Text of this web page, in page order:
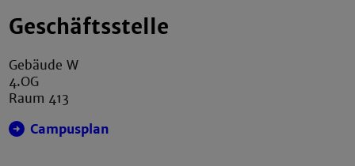
Geschäftsstelle
Gebäude W
4.OG
Raum 413
Campusplan